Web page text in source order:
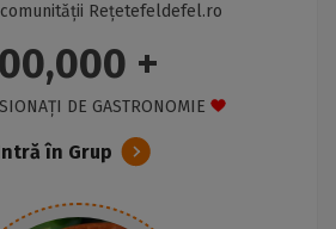
Rețetefeldefel.ro
+
DE GASTRONOMIE
în Grup